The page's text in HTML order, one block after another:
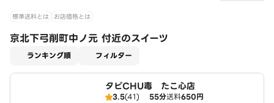
標準送料とは お店価格とは
京北下弓削町中ノ元 付近のスイーツ
ランキング順 フィルター
タピCHU毒 たこ心店
3.5(41) 55分送料650円